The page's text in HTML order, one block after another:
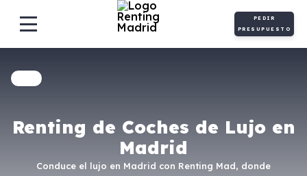
PEDIR
PRESUPUESTO
Renting de Coches de Lujo en
Madrid
Conduce el lujo en Madrid con Renting Mad, donde